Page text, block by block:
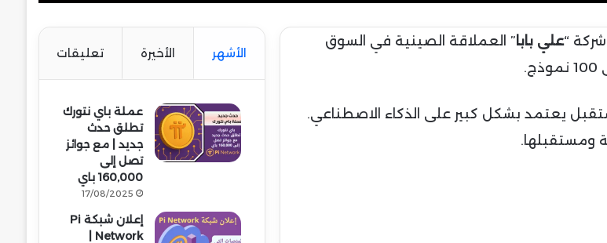
“علي بابا ” العملاقة الصينية في السوق
يعتمد بشكل كبير على الذكاء الاصطناعي.
ومستقبلها.
الأشهر الأخيرة تعليقات
عملة باي نتورك
تطلق حدث
جديد | مع جوائز
تصل إلى
160,000 باي
17/08/2025
إعلان شبكة Pi